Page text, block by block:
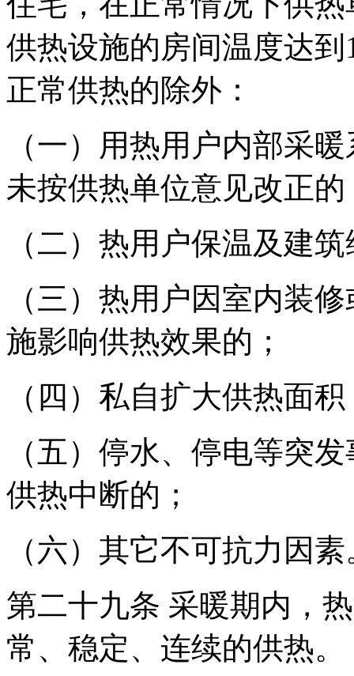
供热设施的房间温度达
正常供热的除外：
（一）用热用户内部采
未按供热单位意见改正的
（二）热用户保温及建
（三）热用户因室内装
施影响供热效果的；
（四）私自扩大供热面
（五）停水、停电等突
供热中断的；
（六）其它不可抗力因素
第二十九条 采暖期内，
常、稳定、连续的供热。